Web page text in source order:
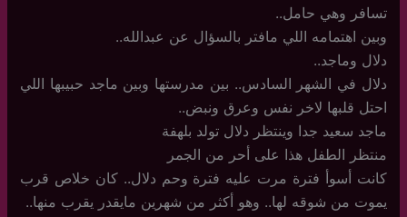
تسافر وهي حامل..
وبين اهتمامه اللي مافتر بالسؤال عن عبدالله..
دلال وماجد..
دلال في الشهر السادس.. بين مدرستها وبين ماجد حبيبها اللي
احتل قلبها لاخر نفس وعرق ونبض..
ماجد سعيد جدا وينتظر دلال تولد بلهفة
منتظر الطفل هذا على أحر من الجمر
كانت أسوأ فترة مرت عليه فترة وحم دلال.. كان خلاص قرب
يموت من شوقه لها.. وهو أكثر من شهرين مايقدر يقرب منها..